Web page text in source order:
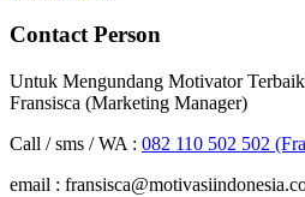
Contact Person
Untuk Mengundang Motivator
Fransisca (Marketing Manager)
Call / sms / WA : 082 110 502 502
email :